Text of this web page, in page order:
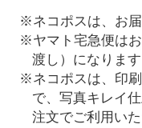
※ネコポスは、お届
※ヤマト宅急便は
渡し）になります
※ネコポスは、印
で、写真キレイ
注文でご利用いた